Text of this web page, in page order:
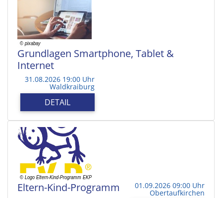
Grundlagen Smartphone, Tablet &
Internet
31.08.2026 19:00 Uhr
Waldkraiburg
DETAIL
Eltern-Kind-Programm 01.09.2026 09:00 Uhr
Obertaufkirchen